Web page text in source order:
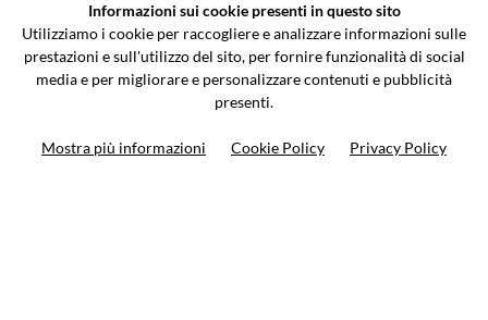
Via Galileo Galilei 5 | Verano Brianza (MB) 20843 | ITALY
0362-805407-info@valtermoto.com
Informazioni sui cookie presenti in questo sito
Utilizziamo i cookie per raccogliere e analizzare informazioni sulle
prestazioni e sull'utilizzo del sito, per fornire funzionalità di social
media e per migliorare e personalizzare contenuti e pubblicità
presenti.
Mostra più informazioni Cookie Policy Privacy Policy